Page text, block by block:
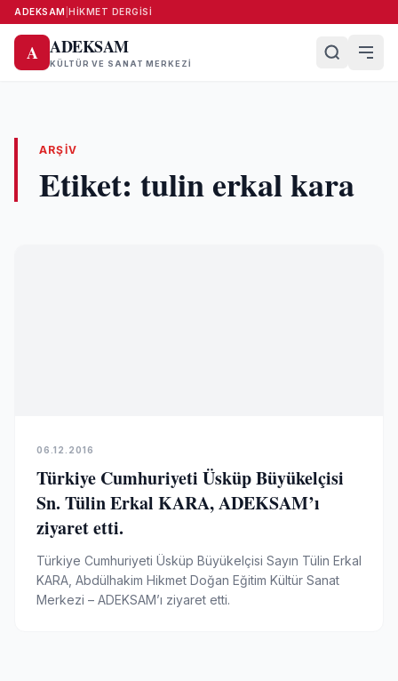
ADEKSAM HIKMET DERGISI
A ADEKSAM
KÜLTÜR VE SANAT MERKEZI
ARŞIV
Etiket: tulin erkal kara
06.12.2016
Türkiye Cumhuriyeti Üsküp Büyükelçisi
Sn. Tülin Erkal KARA, ADEKSAM’ı
ziyaret etti.
Türkiye Cumhuriyeti Üsküp Büyükelçisi Sayın Tülin Erkal
KARA, Abdülhakim Hikmet Doğan Eğitim Kültür Sanat
Merkezi – ADEKSAM’ı ziyaret etti.